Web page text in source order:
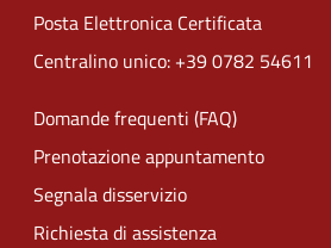
Posta Elettronica Certificata
Centralino unico: +39 0782 54611
Domande frequenti (FAQ)
Prenotazione appuntamento
Segnala disservizio
Richiesta di assistenza